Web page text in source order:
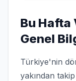
Bu Hafta
Genel
Türkiye'nin
yakından